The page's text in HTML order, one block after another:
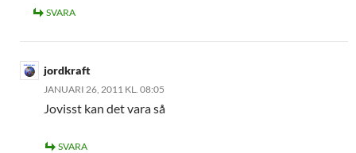
SVARA
jordkraft
JANUARI 26, 2011 KL. 08:05
Jovisst kan det vara så
SVARA